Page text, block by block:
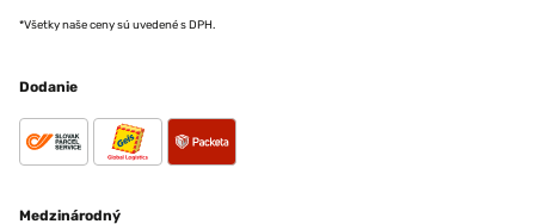
*Všetky naše ceny sú uvedené s DPH.
Dodanie
Medzinárodný